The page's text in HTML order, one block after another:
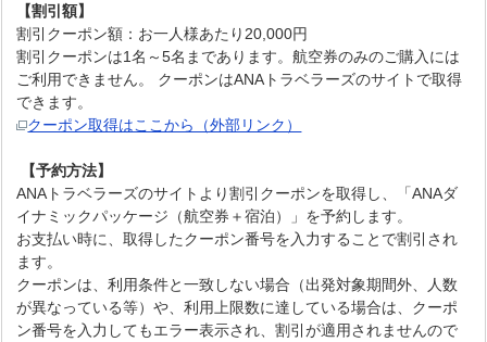
【割引額】
割引クーポン額：お一人様あたり20,000円
割引クーポンは1名～5名まであります。航空券のみのご購入には
ご利用できません。 クーポンはANAトラベラーズのサイトで取得
できます。
クーポン取得はここから（外部リンク）
【予約方法】
ANAトラベラーズのサイトより割引クーポンを取得し、「ANAダ
イナミックパッケージ（航空券＋宿泊）」を予約します。
お支払い時に、取得したクーポン番号を入力することで割引され
ます。
クーポンは、利用条件と一致しない場合（出発対象期間外、人数
が異なっている等）や、利用上限数に達している場合は、クーポ
ン番号を入力してもエラー表示され、割引が適用されませんので